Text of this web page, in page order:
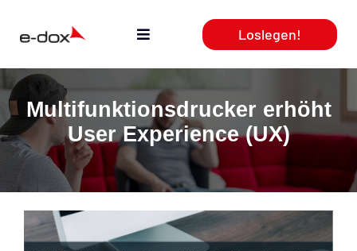
Inhalt
Toggle
Aktuelles
Leistungen
Produkte
Webcasts
Loslegen!
Multifunktionsdrucker erhöht
User Experience (UX)